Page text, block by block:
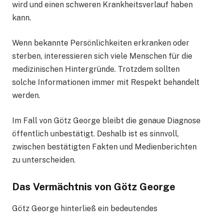
wird und einen schweren Krankheitsverlauf haben
kann.
Wenn bekannte Persönlichkeiten erkranken oder
sterben, interessieren sich viele Menschen für die
medizinischen Hintergründe. Trotzdem sollten
solche Informationen immer mit Respekt behandelt
werden.
Im Fall von Götz George bleibt die genaue Diagnose
öffentlich unbestätigt. Deshalb ist es sinnvoll,
zwischen bestätigten Fakten und Medienberichten
zu unterscheiden.
Das Vermächtnis von Götz George
Götz George hinterließ ein bedeutendes